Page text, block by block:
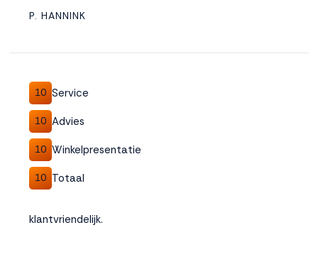
P. HANNINK
10 Service
10 Advies
10 Winkelpresentatie
10 Totaal
klantvriendelijk.